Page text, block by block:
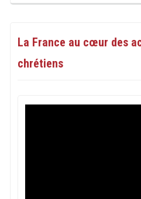
La France au cœur des
chrétiens